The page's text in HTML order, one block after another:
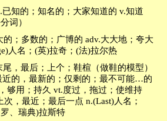
已知的；知名的；大家知道的 v.知道
词）
的；多数的；广博的 adv.大大地；夸大
人名；(英)拉奇；(法)拉尔热
尾，最后；上个；鞋楦（做鞋的模型）
近的，最新的；仅剩的；最不可能…的
够用；持久 vt.度过，拖过；使维持
次，最近；最后一点 n.(Last)人名；
、瑞典)拉斯特